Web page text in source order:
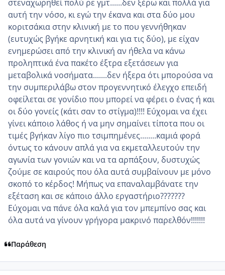
στεναχωρηθεί πολύ ρε γμτ......δεν ξέρω και πολλά για
αυτή την νόσο, κι εγώ την έκανα και στα δύο μου
κοριτσάκια στην κλινική με το που γεννήθηκαν
(ευτυχώς βγήκε αρνητική και για τις δύο), με είχαν
ενημερώσει από την κλινική αν ήθελα να κάνω
προληπτικά ένα πακέτο έξτρα εξετάσεων για
μεταβολικά νοσήματα.......δεν ήξερα ότι μπορούσα να
την συμπεριλάβω στον προγεννητικό έλεγχο επειδή
οφείλεται σε γονίδιο που μπορεί να φέρει ο ένας ή και
οι δύο γονείς (κάτι σαν το στίγμα)!!!! Εύχομαι να έχει
γίνει κάποιο λάθος ή να μην σημαίνει τίποτα που οι
τιμές βγήκαν λίγο πιο τσιμπημένες........καμιά φορά
όντως το κάνουν απλά για να εκμεταλλευτούν την
αγωνία των γονιών και να τα αρπάξουν, δυστυχώς
ζούμε σε καιρούς που όλα αυτά συμβαίνουν με μόνο
σκοπό το κέρδος! Μήπως να επαναλαμβάνατε την
εξέταση και σε κάποιο άλλο εργαστήριο???????
Εύχομαι να πάνε όλα καλά για τον μπεμπίνο σας και
όλα αυτά να γίνουν γρήγορα μακρινό παρελθόν!!!!!!!
Παράθεση